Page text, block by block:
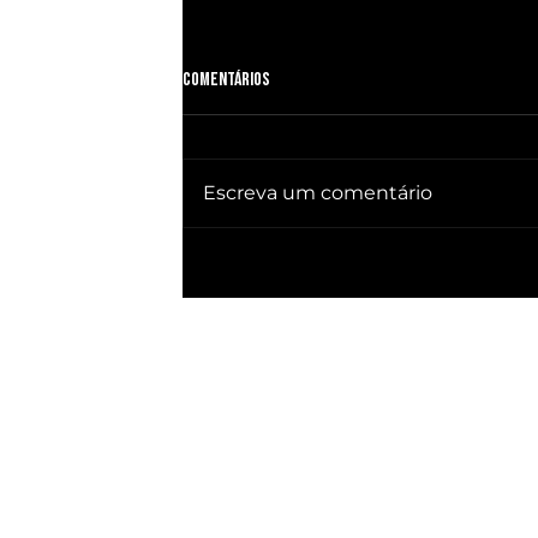
já ganhou PRESIDÊNCIA no BRASIL
Comentários
Escreva um comentário